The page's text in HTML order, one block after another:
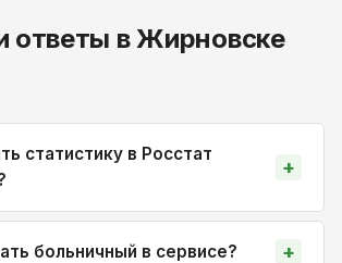
ответы в Жирновске
статистику в Росстат
больничный в сервисе?